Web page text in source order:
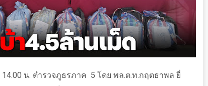
14.00 น. ตำรวจภูธรภาค 5 โดย พล.ต.ท.กฤตธาพล ยี่